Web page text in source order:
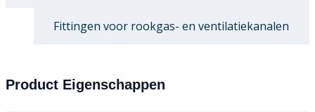
Fittingen voor rookgas- en ventilatiekanalen
Product Eigenschappen